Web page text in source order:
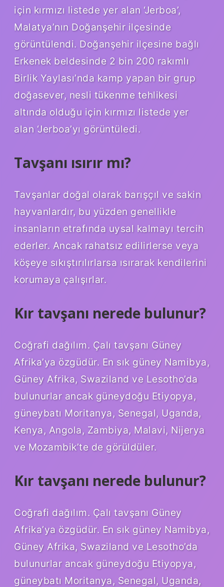
için kırmızı listede yer alan ‘Jerboa’,
Malatya’nın Doğanşehir ilçesinde
görüntülendi. Doğanşehir ilçesine bağlı
Erkenek beldesinde 2 bin 200 rakımlı
Birlik Yaylası’nda kamp yapan bir grup
doğasever, nesli tükenme tehlikesi
altında olduğu için kırmızı listede yer
alan ‘Jerboa’yı görüntüledi.
Tavşanı ısırır mı?
Tavşanlar doğal olarak barışçıl ve sakin
hayvanlardır, bu yüzden genellikle
insanların etrafında uysal kalmayı tercih
ederler. Ancak rahatsız edilirlerse veya
köşeye sıkıştırılırlarsa ısırarak kendilerini
korumaya çalışırlar.
Kır tavşanı nerede bulunur?
Coğrafi dağılım. Çalı tavşanı Güney
Afrika’ya özgüdür. En sık güney Namibya,
Güney Afrika, Swaziland ve Lesotho’da
bulunurlar ancak güneydoğu Etiyopya,
güneybatı Moritanya, Senegal, Uganda,
Kenya, Angola, Zambiya, Malavi, Nijerya
ve Mozambik’te de görüldüler.
Kır tavşanı nerede bulunur?
Coğrafi dağılım. Çalı tavşanı Güney
Afrika’ya özgüdür. En sık güney Namibya,
Güney Afrika, Swaziland ve Lesotho’da
bulunurlar ancak güneydoğu Etiyopya,
güneybatı Moritanya, Senegal, Uganda,